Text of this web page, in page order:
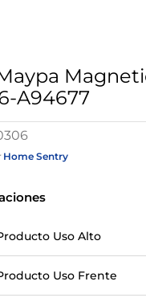
A94677
Home Sentry
Uso Alto
Uso Frente